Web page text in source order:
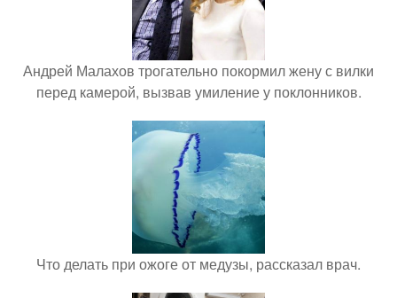
Андрей Малахов трогательно покормил жену с вилки
перед камерой, вызвав умиление у поклонников.
Что делать при ожоге от медузы, рассказал врач.